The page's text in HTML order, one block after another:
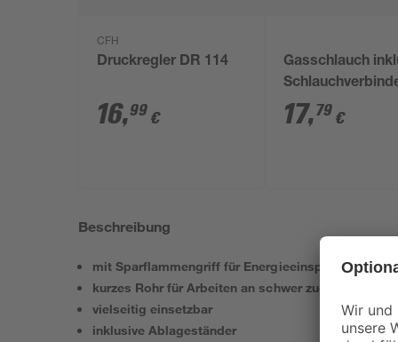
CFH
Druckregler DR 114
16,99 €
Gasschlauch
17,79 €
Beschreibung
mit Sparflammengriff für Energieeinsparung
kurzes Rohr für Arbeiten an schwer zugänglichen
vielseitig einsetzbar
inklusive Ablageständer